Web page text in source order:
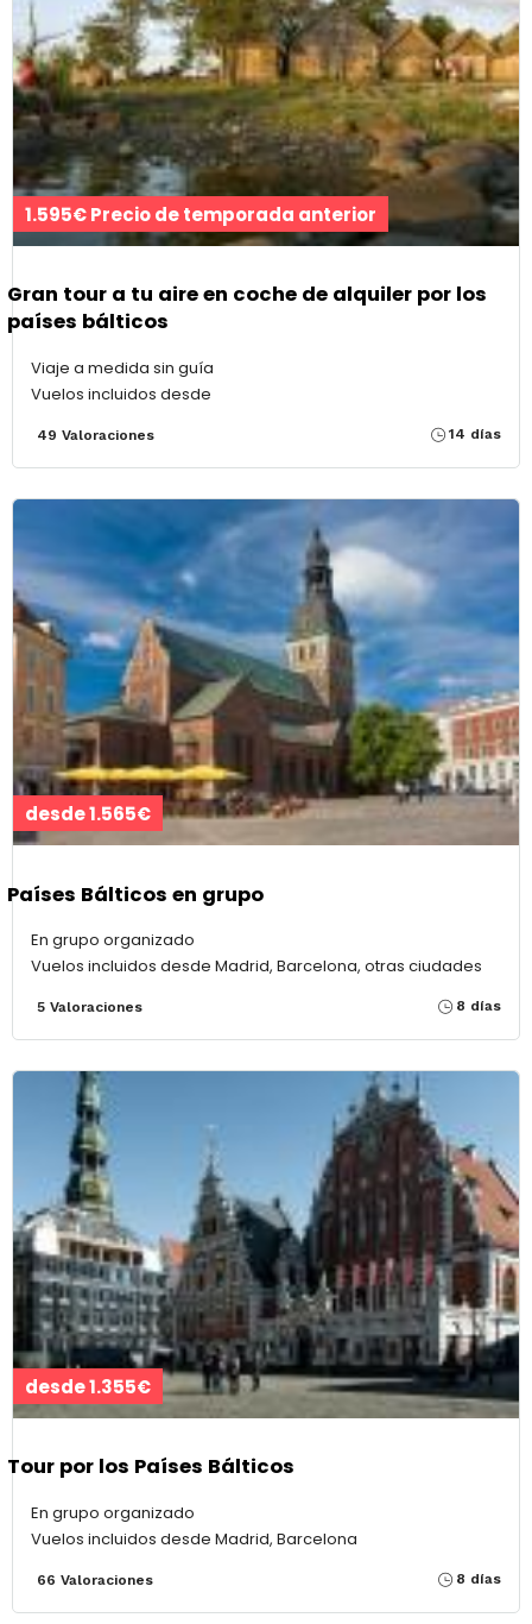
1.595€ Precio de temporada anterior
Gran tour a tu aire en coche de alquiler por los
países bálticos
Viaje a medida sin guía
Vuelos incluidos desde
49 Valoraciones 14 días
desde 1.565€
Países Bálticos en grupo
En grupo organizado
Vuelos incluidos desde Madrid, Barcelona, otras ciudades
5 Valoraciones 8 días
desde 1.355€
Tour por los Países Bálticos
En grupo organizado
Vuelos incluidos desde Madrid, Barcelona
66 Valoraciones 8 días